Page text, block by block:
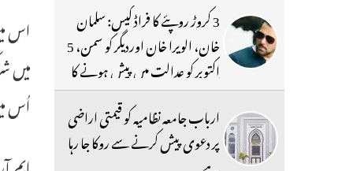
اس
اُس
3 کروڑ روپئے کا فراڈ کیس: سلمان
خان، الویرا خان اوردیگر کو سمن، 5
اکتوبر کو عدالت میں پیش ہونے کا
حکم
ارباب جامعہ نظامیہ کو قیمتی اراضی
پر دعوی پیش کرنے سے روکا جا رہا